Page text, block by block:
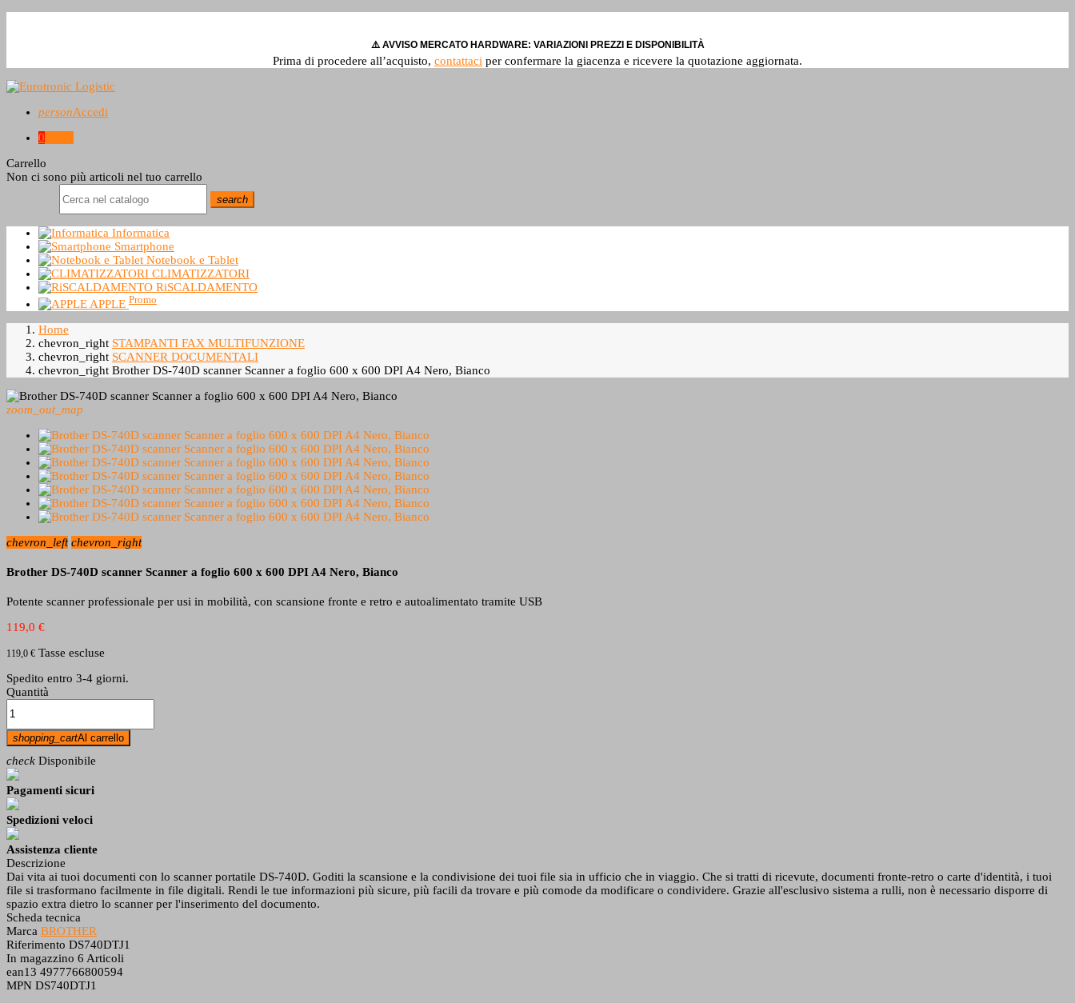
⚠️ AVVISO MERCATO HARDWARE: VARIAZIONI PREZZI E DISPONIBILITÀ
Prima di procedere all’acquisto, contattaci per confermare la giacenza e ricevere la quotazione aggiornata.
personAccedi
0
Carrello
Non ci sono più articoli nel tuo carrello
search
Informatica
Smartphone
Notebook e Tablet
CLIMATIZZATORI
RiSCALDAMENTO
APPLE Promo
Home
chevron_right STAMPANTI FAX MULTIFUNZIONE
chevron_right SCANNER DOCUMENTALI
chevron_right Brother DS-740D scanner Scanner a foglio 600 x 600 DPI A4 Nero, Bianco
zoom_out_map
chevron_left chevron_right
Brother DS-740D scanner Scanner a foglio 600 x 600 DPI A4 Nero, Bianco
Potente scanner professionale per usi in mobilità, con scansione fronte e retro e autoalimentato tramite USB
119,0 €
119,0 € Tasse escluse
Spedito entro 3-4 giorni.
Quantità
shopping_cartAl carrello
check Disponibile
Pagamenti sicuri
Spedizioni veloci
Assistenza cliente
Descrizione
Dai vita ai tuoi documenti con lo scanner portatile DS-740D. Goditi la scansione e la condivisione dei tuoi file sia in ufficio che in viaggio. Che si tratti di ricevute, documenti fronte-retro o carte d'identità, i tuoi
file si trasformano facilmente in file digitali. Rendi le tue informazioni più sicure, più facili da trovare e più comode da modificare o condividere. Grazie all'esclusivo sistema a rulli, non è necessario disporre di
spazio extra dietro lo scanner per l'inserimento del documento.
Scheda tecnica
Marca BROTHER
Riferimento DS740DTJ1
In magazzino 6 Articoli
ean13 4977766800594
MPN DS740DTJ1